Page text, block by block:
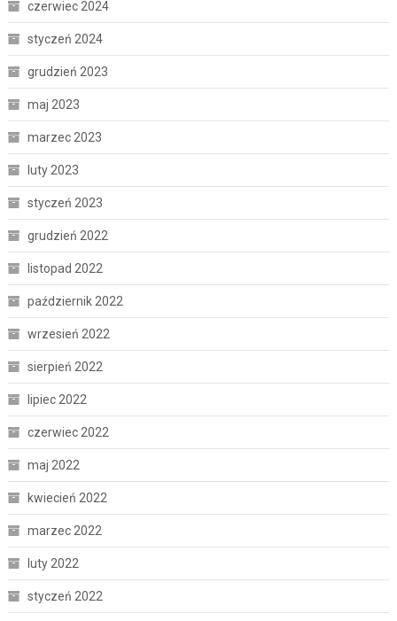
czerwiec 2024
styczeń 2024
grudzień 2023
maj 2023
marzec 2023
luty 2023
styczeń 2023
grudzień 2022
listopad 2022
październik 2022
wrzesień 2022
sierpień 2022
lipiec 2022
czerwiec 2022
maj 2022
kwiecień 2022
marzec 2022
luty 2022
styczeń 2022